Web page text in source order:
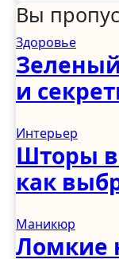
Вы
Здоровье
и
Интерьер
Шторы в
как
Маникюр
Ломкие